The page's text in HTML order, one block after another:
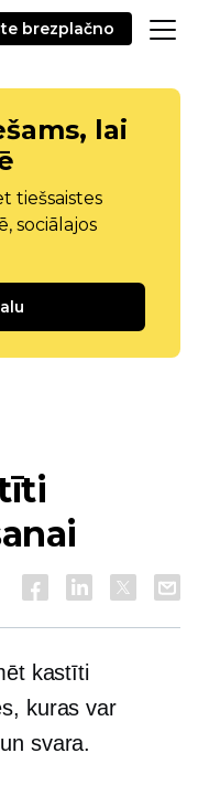
brezplačno
lai
tiešsaistes
sociālajos
kastīti
kuras var
svara.